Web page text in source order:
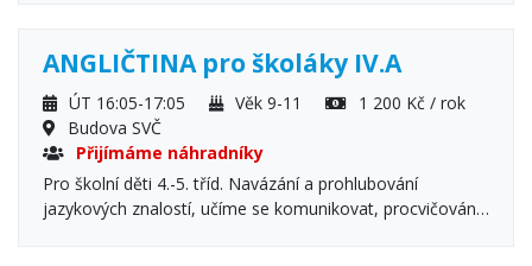
ANGLIČTINA pro školáky IV.A
ÚT 16:05-17:05 Věk 9-11
1 200 Kč / rok
Budova SVČ
Přijímáme náhradníky
Pro školní děti 4.-5. tříd. Navázání a prohlubování
jazykových znalostí, učíme se komunikovat, procvičování